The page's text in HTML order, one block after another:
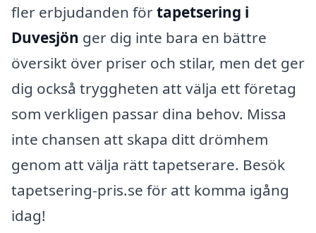
fler erbjudanden förtapetsering i
Duvesjön ger dig inte bara en bättre
översikt över priser och stilar, men det ger
dig också tryggheten att välja ett företag
som verkligen passar dina behov. Missa
inte chansen att skapa ditt drömhem
genom att välja rätt tapetserare. Besök
tapetsering-pris.se för att komma igång
idag!